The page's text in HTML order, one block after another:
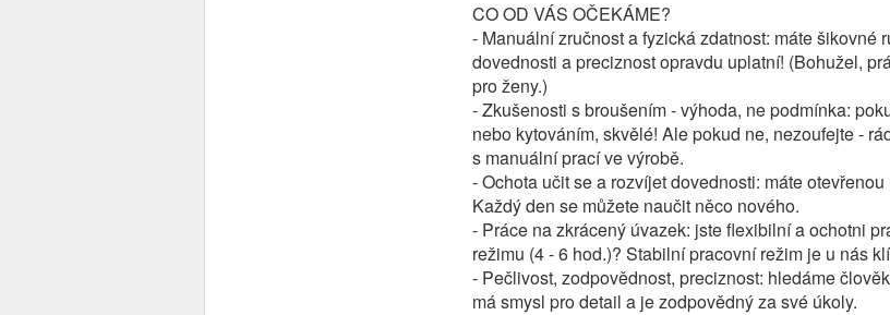
CO OD VÁS OČEKÁME?
- Manuální zručnost a fyzická zdatnost: máte šikovné
dovednosti a preciznost opravdu uplatní! (Bohužel,
pro ženy.)
- Zkušenosti s broušením - výhoda, ne podmínka:
nebo kytováním, skvělé! Ale pokud ne, nezoufejte -
s manuální prací ve výrobě.
- Ochota učit se a rozvíjet dovednosti: máte
Každý den se můžete naučit něco nového.
- Práce na zkrácený úvazek: jste flexibilní a ochotni
režimu (4 - 6 hod.)? Stabilní pracovní režim je u nás
- Pečlivost, zodpovědnost, preciznost: hledáme
má smysl pro detail a je zodpovědný za své úkoly.